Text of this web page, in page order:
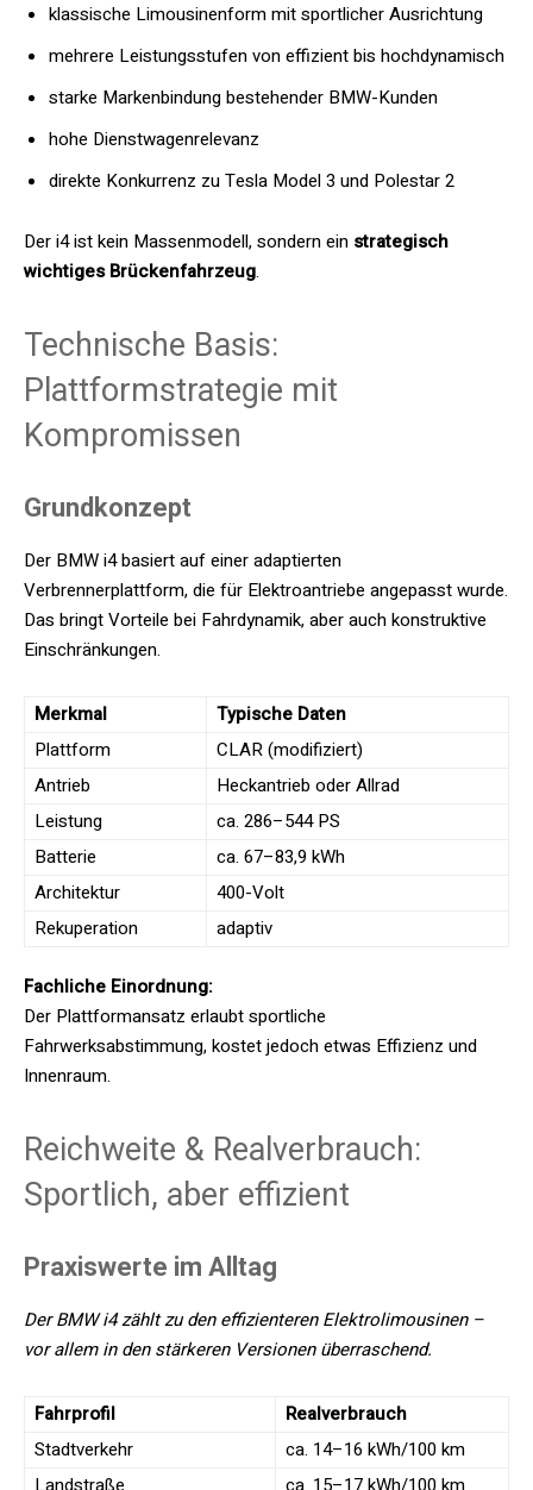
klassische Limousinenform mit sportlicher Ausrichtung
mehrere Leistungsstufen von effizient bis hochdynamisch
starke Markenbindung bestehender BMW-Kunden
hohe Dienstwagenrelevanz
direkte Konkurrenz zu Tesla Model 3 und Polestar 2
Der i4 ist kein Massenmodell, sondern ein strategisch
wichtiges Brückenfahrzeug.
Technische Basis:
Plattformstrategie mit
Kompromissen
Grundkonzept
Der BMW i4 basiert auf einer adaptierten
Verbrennerplattform, die für Elektroantriebe angepasst wurde.
Das bringt Vorteile bei Fahrdynamik, aber auch konstruktive
Einschränkungen.
Merkmal
Typische Daten
Plattform
CLAR (modifiziert)
Antrieb
Heckantrieb oder Allrad
Leistung
ca. 286–544 PS
Batterie
ca. 67–83,9 kWh
Architektur
400-Volt
Rekuperation
adaptiv
Fachliche Einordnung:
Der Plattformansatz erlaubt sportliche
Fahrwerksabstimmung, kostet jedoch etwas Effizienz und
Innenraum.
Reichweite & Realverbrauch:
Sportlich, aber effizient
Praxiswerte im Alltag
Der BMW i4 zählt zu den effizienteren Elektrolimousinen –
vor allem in den stärkeren Versionen überraschend.
Fahrprofil
Realverbrauch
Stadtverkehr
ca. 14–16 kWh/100 km